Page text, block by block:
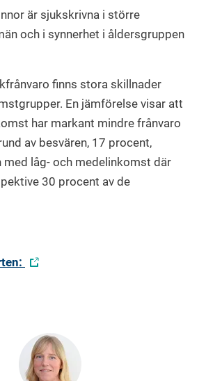
är sjukskrivna i större
och i synnerhet i åldersgruppen
finns stora skillnader
En jämförelse visar att
har markant mindre frånvaro
av besvären, 17 procent,
låg- och medelinkomst där
30 procent av de